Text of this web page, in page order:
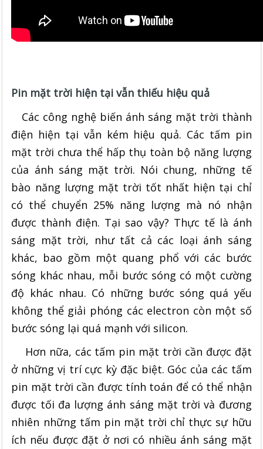
Pin mặt trời hiện tại vẫn thiếu hiệu quả
Các công nghệ biến ánh sáng mặt trời thành
điện hiện tại vẫn kém hiệu quả. Các tấm pin
mặt trời chưa thể hấp thụ toàn bộ năng lượng
của ánh sáng mặt trời. Nói chung, những tế
bào năng lượng mặt trời tốt nhất hiện tại chỉ
có thể chuyển 25% năng lượng mà nó nhận
được thành điện. Tại sao vậy? Thực tế là ánh
sáng mặt trời, như tất cả các loại ánh sáng
khác, bao gồm một quang phổ với các bước
sóng khác nhau, mỗi bước sóng có một cường
độ khác nhau. Có những bước sóng quá yếu
không thể giải phóng các electron còn một số
bước sóng lại quá mạnh với silicon.
Hơn nữa, các tấm pin mặt trời cần được đặt
ở những vị trí cực kỳ đặc biệt. Góc của các tấm
pin mặt trời cần được tính toán để có thể nhận
được tối đa lượng ánh sáng mặt trời và đương
nhiên những tấm pin mặt trời chỉ thực sự hữu
ích nếu được đặt ở nơi có nhiều ánh sáng mặt